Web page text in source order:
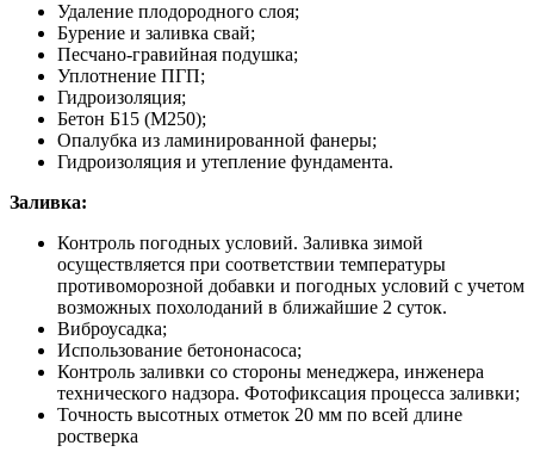
Удаление плодородного слоя;
Бурение и заливка свай;
Песчано-гравийная подушка;
Уплотнение ПГП;
Гидроизоляция;
Бетон Б15 (М250);
Опалубка из ламинированной фанеры;
Гидроизоляция и утепление фундамента.
Заливка:
Контроль погодных условий. Заливка зимой
осуществляется при соответствии температуры
противоморозной добавки и погодных условий с учетом
возможных похолоданий в ближайшие 2 суток.
Виброусадка;
Использование бетононасоса;
Контроль заливки со стороны менеджера, инженера
технического надзора. Фотофиксация процесса заливки;
Точность высотных отметок 20 мм по всей длине
ростверка